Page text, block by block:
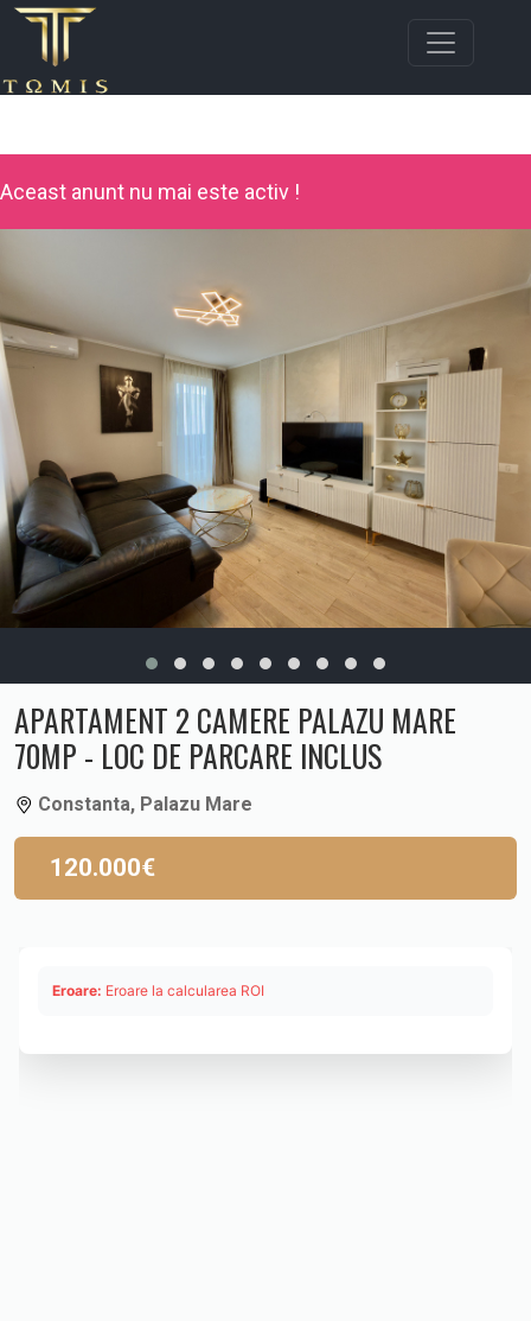
Aceast anunt nu mai este activ !
APARTAMENT 2 CAMERE PALAZU MARE
70MP - LOC DE PARCARE INCLUS
Constanta, Palazu Mare
120.000€